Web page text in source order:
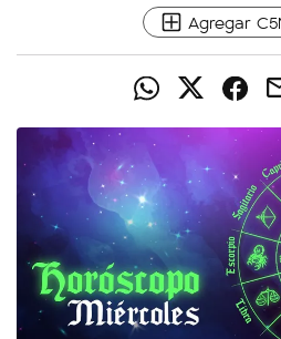
Agregar